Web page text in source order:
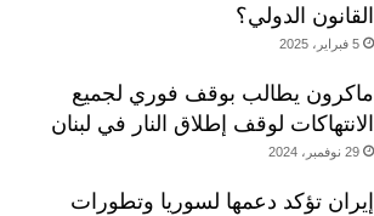
القانون الدولي؟
5 فبراير، 2025
ماكرون يطالب بوقف فوري لجميع
الانتهاكات لوقف إطلاق النار في لبنان
29 نوفمبر، 2024
إيران تؤكد دعمها لسوريا وتطورات